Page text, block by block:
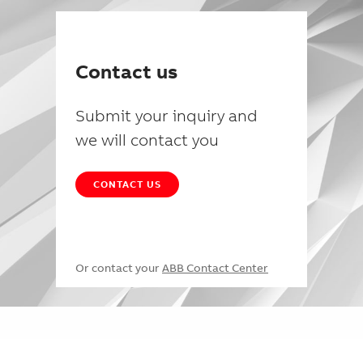
Contact us
Submit your inquiry and
we will contact you
CONTACT US
Or contact your ABB Contact Center